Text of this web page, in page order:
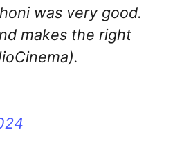
was very good.
makes the right